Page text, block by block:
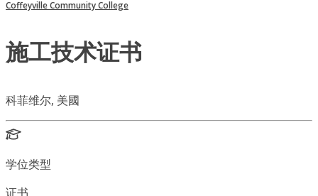
Coffeyville Community College
施工技术证书
科菲维尔, 美國
学位类型
证书